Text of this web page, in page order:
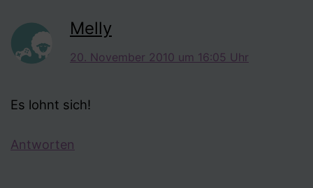
Melly
20. November 2010 um 16:05 Uhr
Es lohnt sich!
Antworten